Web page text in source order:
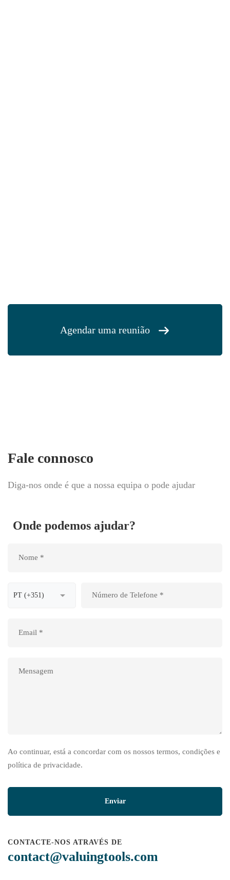
Agendar uma reunião
Fale connosco
Diga-nos onde é que a nossa equipa o pode ajudar
Onde podemos ajudar?
Ao continuar, está a concordar com os nossos termos, condições e
política de privacidade.
CONTACTE-NOS ATRAVÉS DE
contact@valuingtools.com